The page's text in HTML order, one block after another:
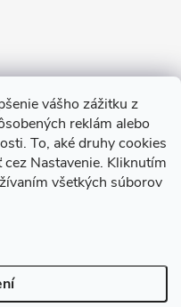
vášho zážitku z
reklám alebo
To, aké druhy cookies
Nastavenie. Kliknutím
všetkých súborov
práva vyhrazena.Upravit